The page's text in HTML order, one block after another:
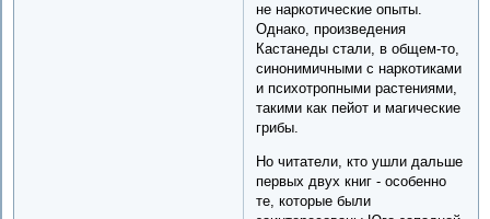
не наркотические опыты.
Однако, произведения
Кастанеды стали, в общем-то,
синонимичными с наркотиками
и психотропными растениями,
такими как пейот и магические
грибы.
Но читатели, кто ушли дальше
первых двух книг - особенно
те, которые были